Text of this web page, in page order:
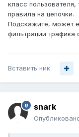
класс пользователя,
правила на цепочки.
Подскажите, может
фильтрации трафика
Вставить ник
snark